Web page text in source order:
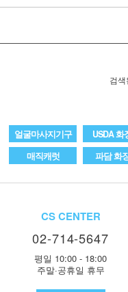
검
얼굴마사지기구 USDA 화
매직캐럿
파담 화
CS CENTER
02-714-5647
평일 10:00 - 18:00
주말·공휴일 휴무